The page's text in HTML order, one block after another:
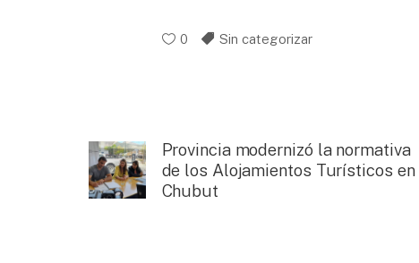
0 Sin categorizar
Provincia modernizó la normativa
de los Alojamientos Turísticos en
Chubut